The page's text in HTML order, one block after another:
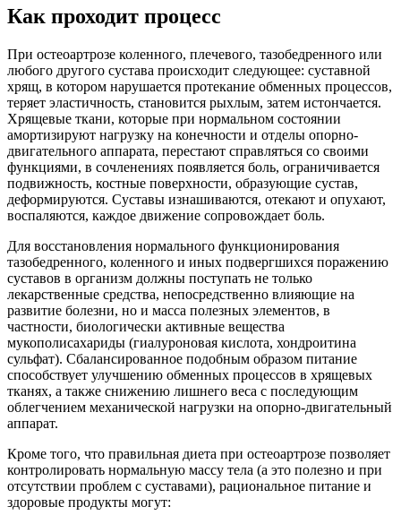
Как проходит процесс
При остеоартрозе коленного, плечевого, тазобедренного или
любого другого сустава происходит следующее: суставной
хрящ, в котором нарушается протекание обменных процессов,
теряет эластичность, становится рыхлым, затем истончается.
Хрящевые ткани, которые при нормальном состоянии
амортизируют нагрузку на конечности и отделы опорно-
двигательного аппарата, перестают справляться со своими
функциями, в сочленениях появляется боль, ограничивается
подвижность, костные поверхности, образующие сустав,
деформируются. Суставы изнашиваются, отекают и опухают,
воспаляются, каждое движение сопровождает боль.
Для восстановления нормального функционирования
тазобедренного, коленного и иных подвергшихся поражению
суставов в организм должны поступать не только
лекарственные средства, непосредственно влияющие на
развитие болезни, но и масса полезных элементов, в
частности, биологически активные вещества
мукополисахариды (гиалуроновая кислота, хондроитина
сульфат). Сбалансированное подобным образом питание
способствует улучшению обменных процессов в хрящевых
тканях, а также снижению лишнего веса с последующим
облегчением механической нагрузки на опорно-двигательный
аппарат.
Кроме того, что правильная диета при остеоартрозе позволяет
контролировать нормальную массу тела (а это полезно и при
отсутствии проблем с суставами), рациональное питание и
здоровые продукты могут: